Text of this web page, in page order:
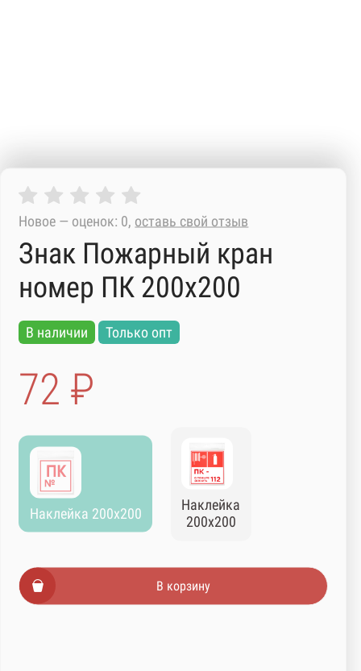
Новое — оценок: 0, оставь свой отзыв
Знак Пожарный кран
номер ПК 200х200
В наличии Только опт
72 ₽
Наклейка 200х200
Наклейка
200х200
В корзину